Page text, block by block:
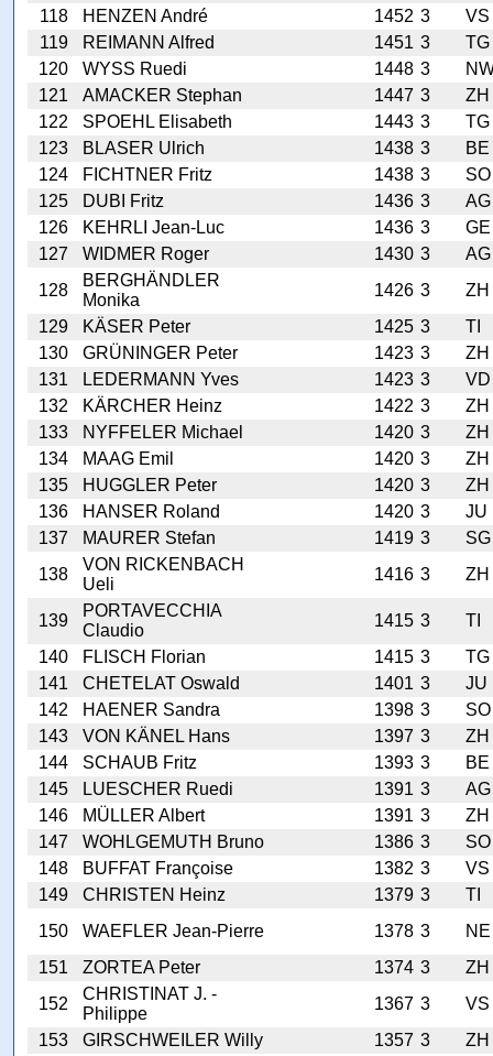
118 HENZEN André 1452 3
VS
119
REIMANN Alfred 1451 3
TG
120
WYSS Ruedi 1448 3
121
AMACKER Stephan 1447 3
ZH
122
SPOEHL Elisabeth 1443 3
TG
123
BLASER Ulrich 1438 3
BE
124
FICHTNER Fritz 1438 3
SO
125
DUBI Fritz 1436 3
AG
126
KEHRLI Jean-Luc 1436 3
GE
127
WIDMER Roger 1430 3
AG
128
BERGHÄNDLER
Monika
1426 3
ZH
129
KÄSER Peter 1425 3
TI
130
GRÜNINGER Peter 1423 3
ZH
131
LEDERMANN Yves 1423 3
VD
132
KÄRCHER Heinz 1422 3
ZH
133
NYFFELER Michael 1420 3
ZH
134
MAAG Emil 1420 3
ZH
135
HUGGLER Peter 1420 3
ZH
136
HANSER Roland 1420 3
JU
137
MAURER Stefan 1419 3
SG
138
VON RICKENBACH
Ueli
1416 3 ZH
139
PORTAVECCHIA
Claudio
1415 3
TI
140
FLISCH Florian 1415 3
TG
141
CHETELAT Oswald 1401 3
JU
142
HAENER Sandra 1398 3
SO
143
VON KÄNEL Hans 1397 3
ZH
144
SCHAUB Fritz 1393 3
BE
145
LUESCHER Ruedi 1391 3
AG
146
MÜLLER Albert 1391 3
ZH
147
WOHLGEMUTH Bruno 1386 3
SO
148
BUFFAT Françoise 1382 3
VS
149
CHRISTEN Heinz 1379 3
TI
150
WAEFLER Jean-Pierre 1378 3
NE
151
ZORTEA Peter 1374 3
ZH
152
CHRISTINAT J. -
Philippe
1367 3
VS
153
GIRSCHWEILER Willy 1357 3
ZH